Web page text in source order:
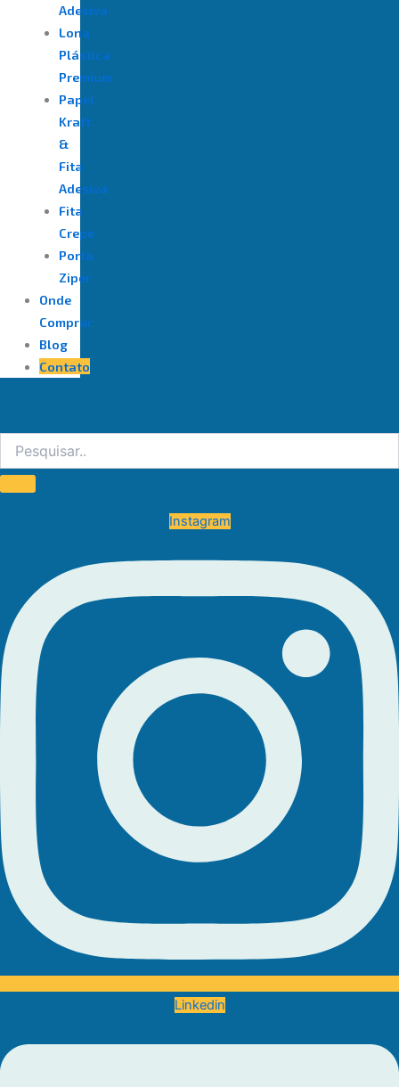
Adesiva
⁠Lona
Plástica
Premium
Papel
Kraft
&
Fita
Adesiva
Fita
Crepe
Porta
Ziper
Onde
Comprar
Blog
Contato
Instagram
Linkedin